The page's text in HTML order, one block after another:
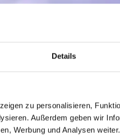
Details
zu personalisieren,
Außerdem geben wir
Werbung und Analysen